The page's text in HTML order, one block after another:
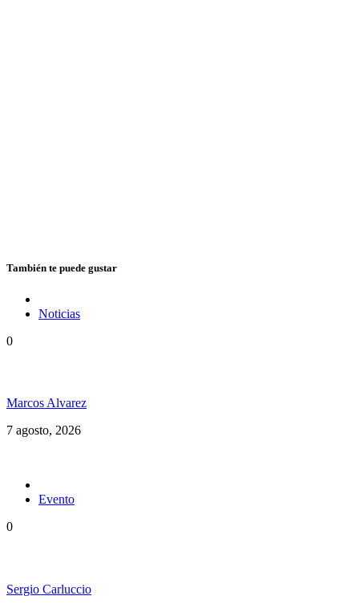
También te puede gustar
Noticias
0
Marcos Alvarez
7 agosto, 2026
Evento
0
Sergio Carluccio